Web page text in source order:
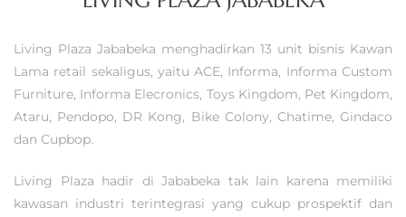
Living Plaza Jababeka menghadirkan 13 unit bisnis Kawan
Lama retail sekaligus, yaitu ACE, Informa, Informa Custom
Furniture, Informa Elecronics, Toys Kingdom, Pet Kingdom,
Ataru, Pendopo, DR Kong, Bike Colony, Chatime, Gindaco
dan Cupbop.
Living Plaza hadir di Jababeka tak lain karena memiliki
kawasan industri terintegrasi yang cukup prospektif dan